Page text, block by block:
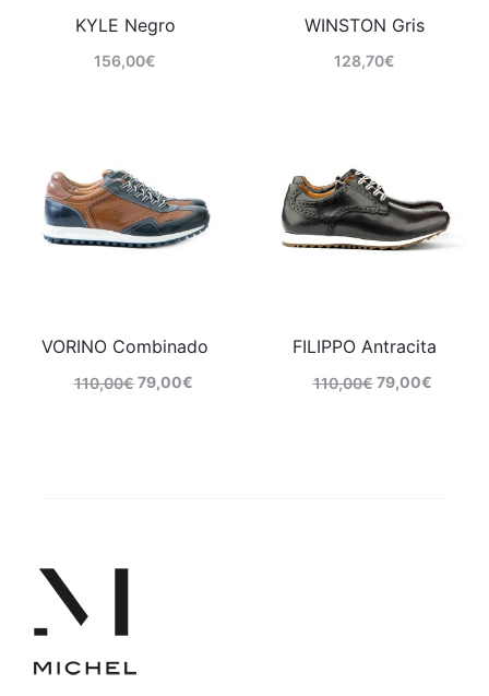
KYLE Negro
156,00€
WINSTON Gris
128,70€
VORINO Combinado
110,00€ 79,00€
FILIPPO Antracita
110,00€ 79,00€